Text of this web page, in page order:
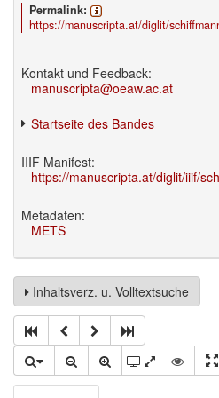
Permalink:
https://manuscripta.at/diglit/
Kontakt und Feedback:
manuscripta@oeaw.ac.at
Startseite des Bandes
IIIF Manifest:
https://manuscripta.at/diglit/iiif/
Metadaten:
METS
Inhaltsverz. u. Volltextsuche